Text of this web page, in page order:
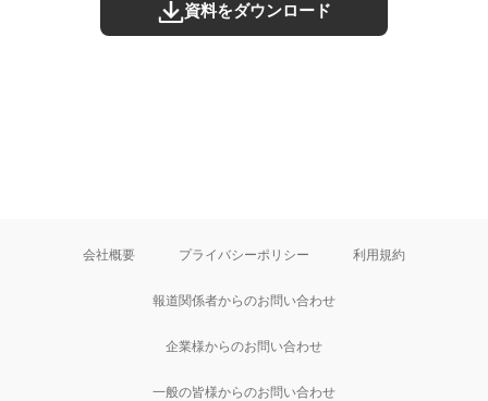
資料をダウンロード
会社概要 プライバシーポリシー 利用規約
報道関係者からのお問い合わせ
企業様からのお問い合わせ
一般の皆様からのお問い合わせ